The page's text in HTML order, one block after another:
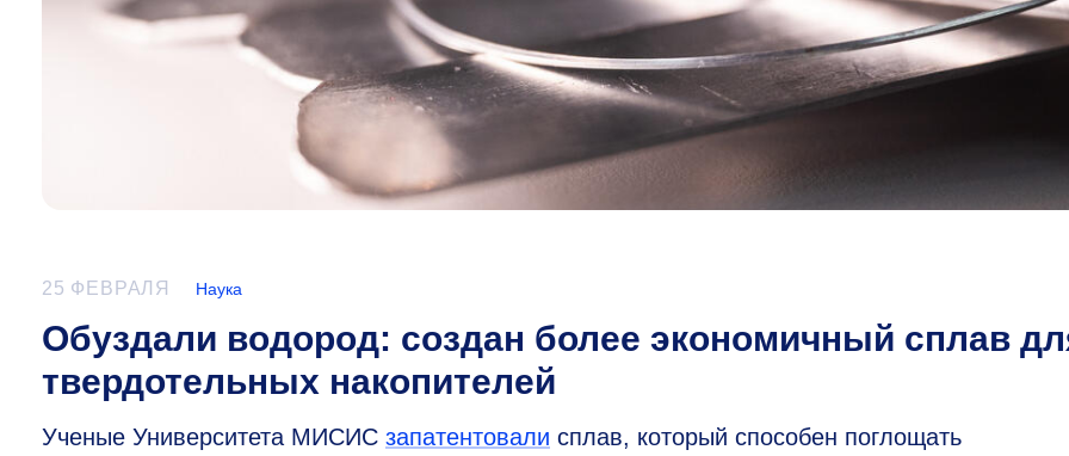
25 ФЕВРАЛЯ Наука
Обуздали водород: создан более экономичный сплав
твердотельных накопителей
Ученые Университета МИСИС запатентовали сплав, который способен поглощать